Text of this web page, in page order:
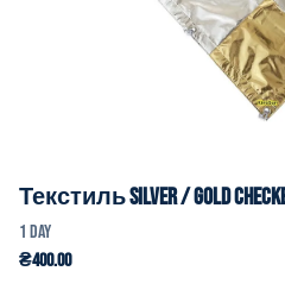
Текстиль Silver / Gold